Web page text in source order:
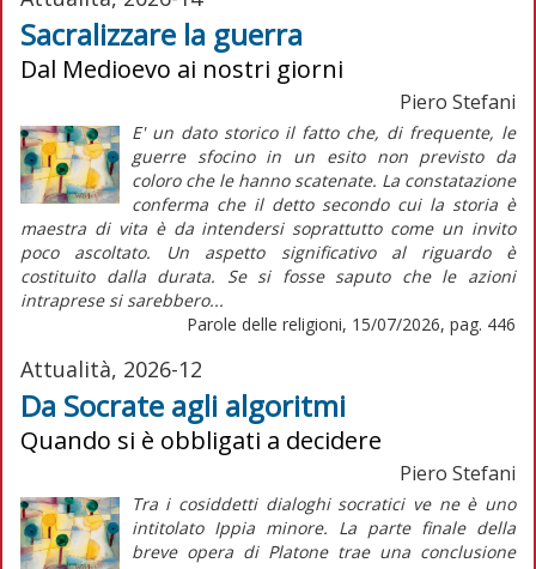
Sacralizzare la guerra
Dal Medioevo ai nostri giorni
Piero Stefani
E' un dato storico il fatto che, di frequente, le
guerre sfocino in un esito non previsto da
coloro che le hanno scatenate. La constatazione
conferma che il detto secondo cui la storia è
maestra di vita è da intendersi soprattutto come un invito
poco ascoltato. Un aspetto significativo al riguardo è
costituito dalla durata. Se si fosse saputo che le azioni
intraprese si sarebbero...
Parole delle religioni, 15/07/2026, pag. 446
Attualità, 2026-12
Da Socrate agli algoritmi
Quando si è obbligati a decidere
Piero Stefani
Tra i cosiddetti dialoghi socratici ve ne è uno
intitolato Ippia minore. La parte finale della
breve opera di Platone trae una conclusione